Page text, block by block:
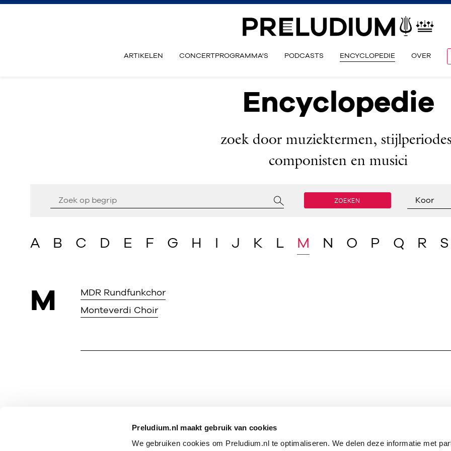
Preludium.nl maakt gebruik van cookies
We gebruiken cookies om Preludium.nl te optimaliseren. We delen deze informatie met
ARTIKELEN CONCERTPROGRAMMA'S PODCASTS ENCYCLOPEDIE OVER
Encyclopedie
zoek door muziektermen,
componisten en musici
ZOEKEN Koor
A B C D E F G H J K L M N O P Q R S
M
MDR Rundfunkchor
Monteverdi Choir